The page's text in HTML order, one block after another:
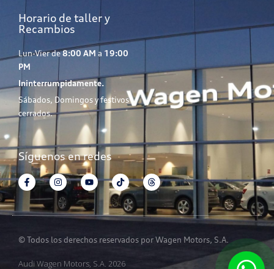
Horario de taller y
Recambios
Lun-Vier de8:00 AM a 19:00
PM
Ininterrumpidamente.
Sábados, Domingos y festivos
cerrados.
Síguenos en redes
© Todos los derechos reservados por Wagen Motors, S.A.
Audi Wagen Motors, S.A. 2026